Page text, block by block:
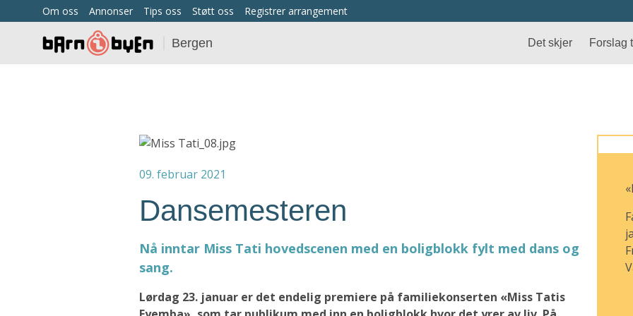
Om oss Annonser Tips oss Støtt oss Registrer arrangement
Bergen Det skjer Forslag
09. februar 2021
Dansemesteren
Nå inntar Miss Tati hovedscenen med en boligblokk fylt med dans og
sang.
Lørdag 23. januar er det endelig premiere på familiekonserten «Miss Tatis